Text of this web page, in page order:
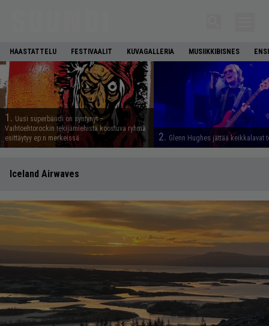
HAASTATTELU FESTIVAALIT KUVAGALLERIA MUSIIKKIBISNES
1. Uusi superbändi on syntynyt –
Vaihtoehtorockin tekijämiehistä koostuva ryhmä
esittäytyy ep:n merkeissä
2. Glenn Hughes jättää keikkalavat
Iceland Airwaves